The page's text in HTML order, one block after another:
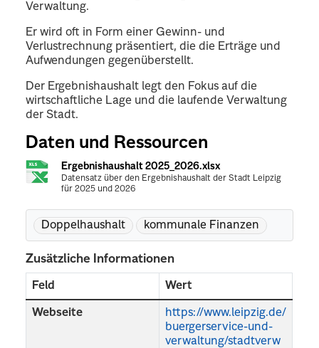
Verwaltung.
Er wird oft in Form einer Gewinn- und
Verlustrechnung präsentiert, die die Erträge und
Aufwendungen gegenüberstellt.
Der Ergebnishaushalt legt den Fokus auf die
wirtschaftliche Lage und die laufende Verwaltung
der Stadt.
Daten und Ressourcen
Ergebnishaushalt 2025_2026.xlsx
Datensatz über den Ergebnishaushalt der Stadt Leipzig
für 2025 und 2026
Doppelhaushalt kommunale Finanzen
Zusätzliche Informationen
Feld Wert
Webseite
https://www.leipzig.de/
buergerservice-und-
verwaltung/stadtverw